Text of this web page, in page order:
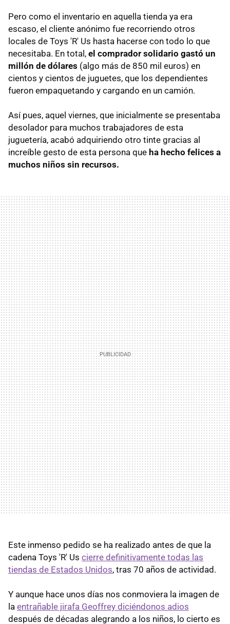
Pero como el inventario en aquella tienda ya era
escaso, el cliente anónimo fue recorriendo otros
locales de Toys 'R' Us hasta hacerse con todo lo que
necesitaba. En total, el comprador solidario gastó un
millón de dólares (algo más de 850 mil euros) en
cientos y cientos de juguetes, que los dependientes
fueron empaquetando y cargando en un camión.
Así pues, aquel viernes, que inicialmente se presentaba
desolador para muchos trabajadores de esta
juguetería, acabó adquiriendo otro tinte gracias al
increíble gesto de esta persona que ha hecho felices a
muchos niños sin recursos.
Este inmenso pedido se ha realizado antes de que la
cadena Toys 'R' Us cierre definitivamente todas las
tiendas de Estados Unidos, tras 70 años de actividad.
Y aunque hace unos días nos conmoviera la imagen de
la entrañable jirafa Geoffrey diciéndonos adios
después de décadas alegrando a los niños, lo cierto es